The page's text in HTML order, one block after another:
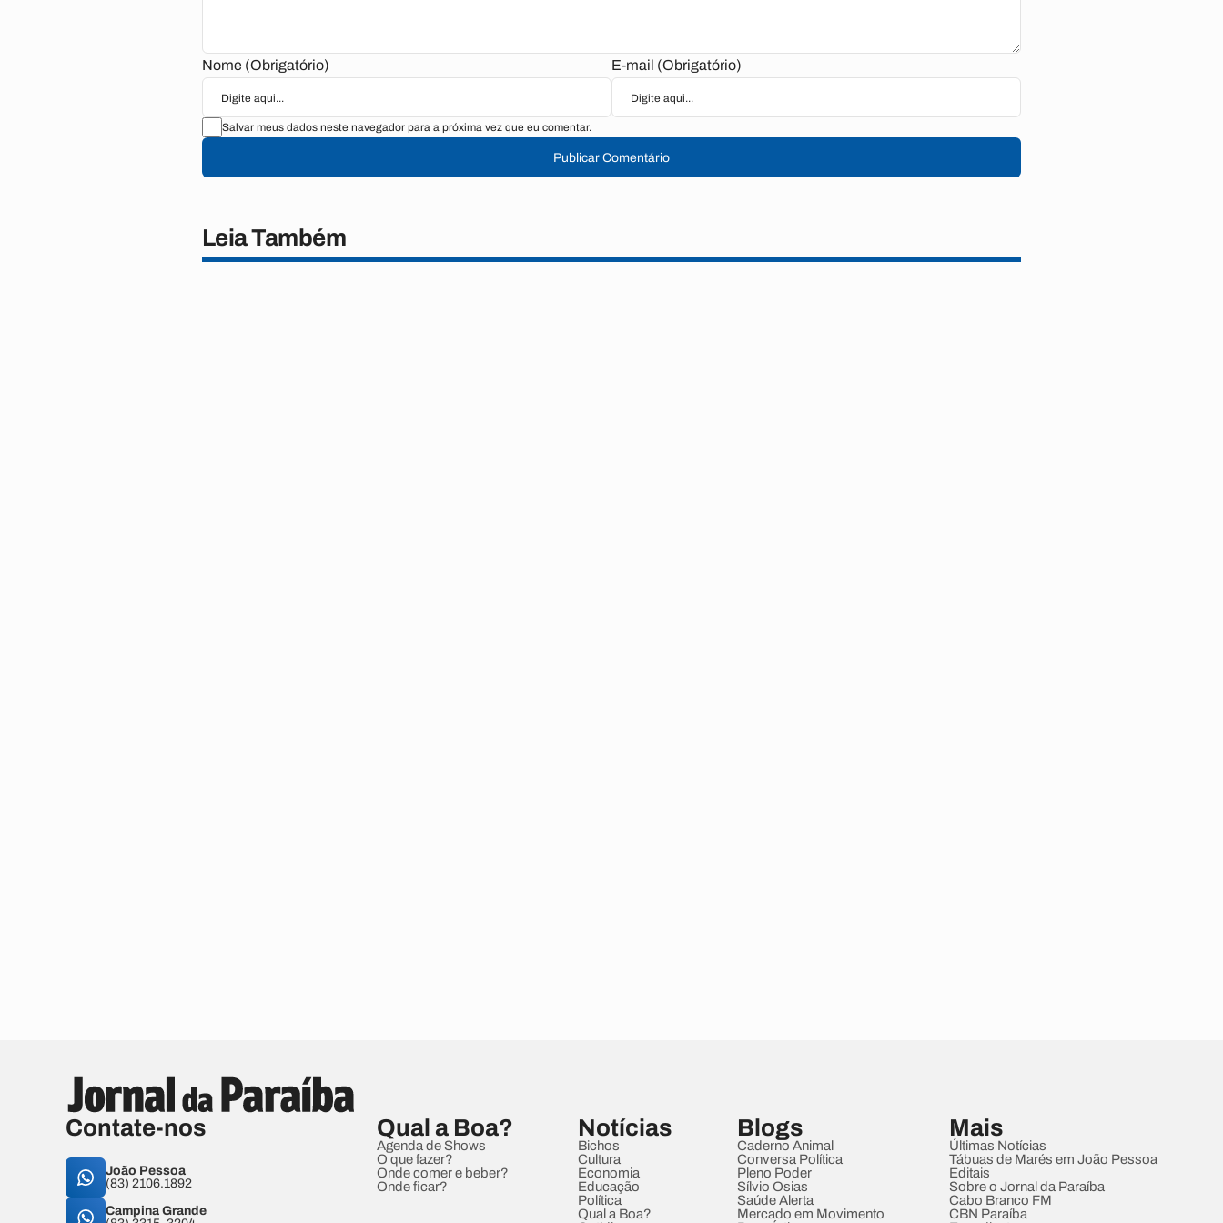
Nome (Obrigatório) E-mail (Obrigatório)
Salvar meus dados neste navegador para a próxima vez que eu comentar.
Publicar Comentário
Leia Também
Contate-nos
João Pessoa
(83) 2106.1892
Campina Grande
Qual a Boa?
Agenda de Shows
O que fazer?
Onde comer e beber?
Onde ficar?
Notícias
Bichos
Cultura
Economia
Educação
Política
Qual a Boa?
Blogs
Caderno Animal
Conversa Política
Pleno Poder
Sílvio Osias
Saúde Alerta
Mercado em Movimento
Mais
Últimas Notícias
Tábuas de Marés em João Pessoa
Editais
Sobre o Jornal da Paraíba
Cabo Branco FM
CBN Paraíba